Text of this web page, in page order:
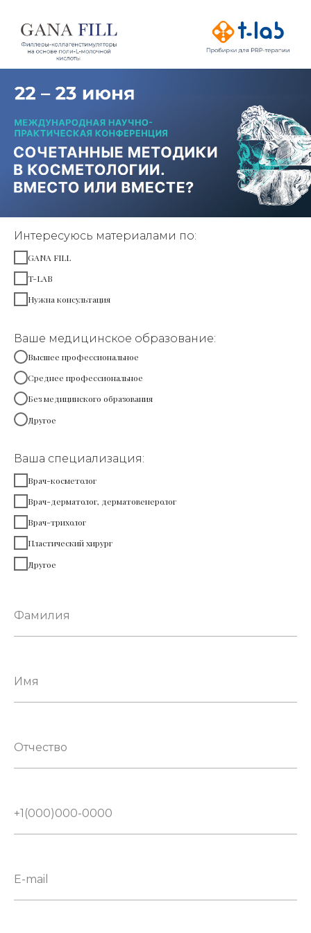
Интересуюсь материалами по:
GANA FILL
T-LAB
Нужна консультация
Ваше медицинское образование:
Высшее профессиональное
Среднее профессиональное
Без медицинского образования
Другое
Ваша специализация:
Врач-косметолог
Врач-дерматолог, дерматовенеролог
Врач-трихолог
Пластический хирург
Другое